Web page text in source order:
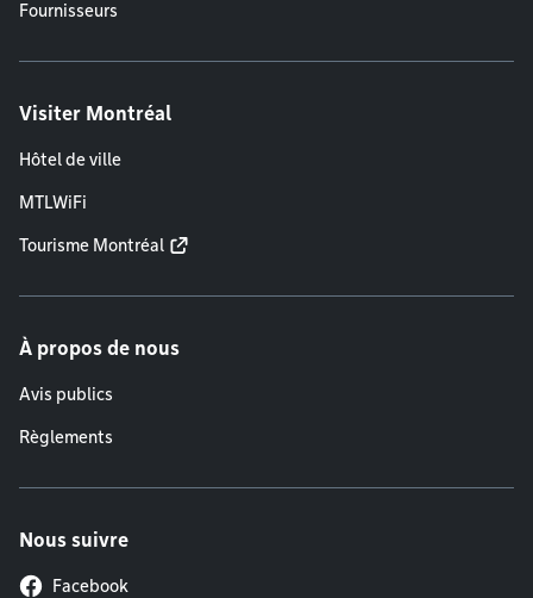
Fournisseurs
Visiter Montréal
Hôtel de ville
MTLWiFi
Tourisme Montréal
À propos de nous
Avis publics
Règlements
Nous suivre
Facebook